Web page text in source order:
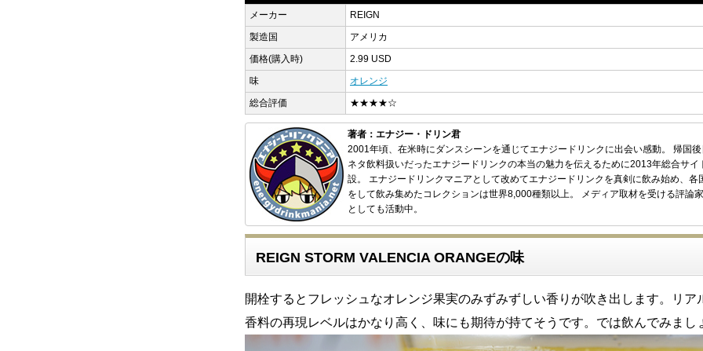
メーカー
REIGN
製造国
アメリカ
価格(購入時)
2.99 USD
味
オレンジ
総合評価
★★★★☆
著者：エナジー・ドリン君
2001年頃、在米時にダンスシーンを通じてエナジードリンクに出会い感動。 帰国
ネタ飲料扱いだったエナジードリンクの本当の魅力を伝えるために2013年総合サイ
設。 エナジードリンクマニアとして改めてエナジードリンクを真剣に飲み始め、各
をして飲み集めたコレクションは世界8,000種類以上。 メディア取材を受ける評論
としても活動中。
REIGN STORM VALENCIA ORANGEの味
開栓するとフレッシュなオレンジ果実のみずみずしい香りが吹き出します。リア
香料の再現レベルはかなり高く、味にも期待が持てそうです。では飲んでみまし